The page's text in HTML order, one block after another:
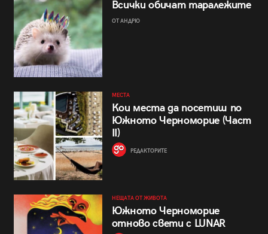
Всички обичат таралежите
ОТ АНДРЮ
МЕСТА
Кои места да посетиш по
Южното Черноморие (Част
II)
РЕДАКТОРИТЕ
НЕЩАТА ОТ ЖИВОТА
Южното Черноморие
отново свети с LUNAR